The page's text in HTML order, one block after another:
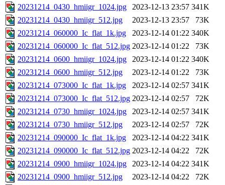
20231214_0430_hmiigr_1024.jpg
2023-12-13 23:57 341K
20231214_0430_hmiigr_512.jpg
2023-12-13 23:57
73K
20231214_060000_Ic_flat_1k.jpg
2023-12-14 01:22 340K
20231214_060000_Ic_flat_512.jpg 2023-12-14 01:22
73K
20231214_0600_hmiigr_1024.jpg
2023-12-14 01:22 340K
20231214_0600_hmiigr_512.jpg
2023-12-14 01:22
73K
20231214_073000_Ic_flat_1k.jpg
2023-12-14 02:57 341K
20231214_073000_Ic_flat_512.jpg 2023-12-14 02:57
72K
20231214_0730_hmiigr_1024.jpg
2023-12-14 02:57 341K
20231214_0730_hmiigr_512.jpg
2023-12-14 02:57
72K
20231214_090000_Ic_flat_1k.jpg
2023-12-14 04:22 341K
20231214_090000_Ic_flat_512.jpg 2023-12-14 04:22
72K
20231214_0900_hmiigr_1024.jpg
2023-12-14 04:22 341K
20231214_0900_hmiigr_512.jpg
2023-12-14 04:22
72K